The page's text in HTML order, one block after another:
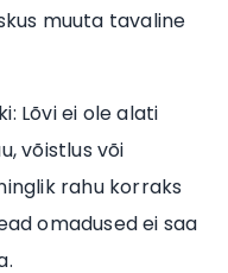
muuta tavaline
Lõvi ei ole alati
võistlus või
rahu korraks
omadused ei saa